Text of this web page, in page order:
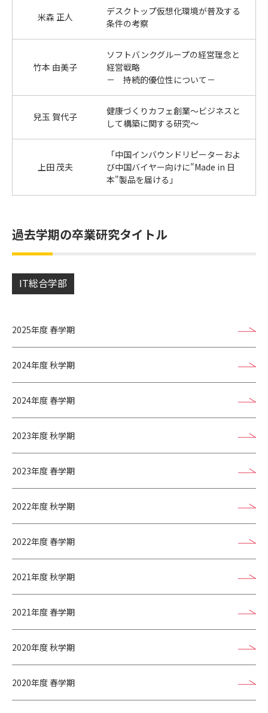
米森 正人
デスクトップ仮想化環境が普及する
条件の考察
竹本 由美子
ソフトバンクグループの経営理念と
経営戦略
－ 持続的優位性について－
兒玉 賀代子
健康づくりカフェ創業～ビジネスと
して構築に関する研究～
上田 茂夫
「中国インバウンドリピーターおよ
び中国バイヤー向けに"Made in 日
本"製品を届ける」
過去学期の卒業研究タイトル
IT総合学部
2025年度 春学期
2024年度 秋学期
2024年度 春学期
2023年度 秋学期
2023年度 春学期
2022年度 秋学期
2022年度 春学期
2021年度 秋学期
2021年度 春学期
2020年度 秋学期
2020年度 春学期